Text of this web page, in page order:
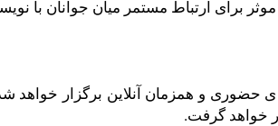
برای ارتباط مستمر میان جوانان با
و همزمان آنلاین برگزار خواهد
خواهد گرفت.